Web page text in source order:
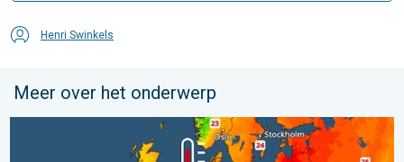
Henri Swinkels
Meer over het onderwerp
Europese zeeën zijn ongewoon warm. Tot 30 graden. . .